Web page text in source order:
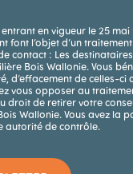
en vigueur le 25 mai
font l’objet d’un
contact : Les
Bois Wallonie. Vous
d’effacement de celles-
vous opposer au
droit de retirer votre
Wallonie. Vous avez la
autorité de contrôle.